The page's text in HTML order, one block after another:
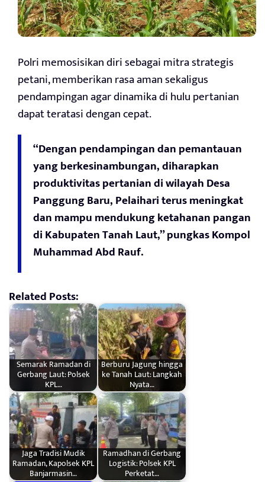
Polri memosisikan diri sebagai mitra strategis
petani, memberikan rasa aman sekaligus
pendampingan agar dinamika di hulu pertanian
dapat teratasi dengan cepat.
“Dengan pendampingan dan pemantauan
yang berkesinambungan, diharapkan
produktivitas pertanian di wilayah Desa
Panggung Baru, Pelaihari terus meningkat
dan mampu mendukung ketahanan pangan
di Kabupaten Tanah Laut,” pungkas Kompol
Muhammad Abd Rauf.
Related Posts:
Semarak Ramadan di
Gerbang Laut: Polsek
KPL…
Berburu Jagung hingga
ke Tanah Laut: Langkah
Nyata…
Jaga Tradisi Mudik
Ramadan, Kapolsek KPL
Banjarmasin…
Ramadhan di Gerbang
Logistik: Polsek KPL
Perketat…